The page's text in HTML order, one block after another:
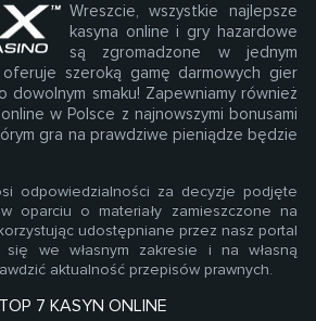
Wreszcie, wszystkie najlepsze
kasyna online i gry hazardowe
są zgromadzone w jednym
oferuje szeroką gamę darmowych gier
dowolnym smaku! Zapewniamy również
w Polsce z najnowszymi bonusami
gra na prawdziwe pieniądze będzie
odpowiedzialności za decyzje podjęte
oparciu o materiały zamieszczone na
udostępniane przez nasz portal
się we własnym zakresie i na własną
aktualność przepisów prawnych.
7 KASYN ONLINE